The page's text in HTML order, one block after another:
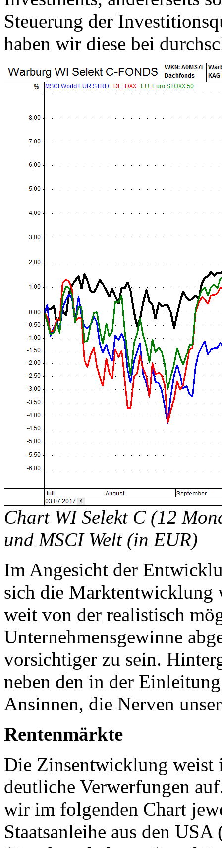
Steuerung der
haben wir diese bei
Chart WI Selekt C (12
und MSCI Welt (in EUR)
Im Angesicht der
sich die Marktentwicklung
weit von der realistisch
Unternehmensgewinne
vorsichtiger zu sein.
neben den in der
Ansinnen, die Nerven
Rentenmärkte
Die Zinsentwicklung weist
deutliche Verwerfungen
wir im folgenden Chart
Staatsanleihe aus den